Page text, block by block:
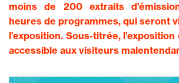
moins de 200 extraits
heures de programmes, qui seront
l’exposition. Sous-titrée,
accessible aux visiteurs